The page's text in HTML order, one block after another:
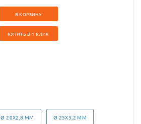
В КОРЗИНУ
КУПИТЬ В 1 КЛИК
Ø 20Х2,8 ММ Ø 25Х3,2 ММ